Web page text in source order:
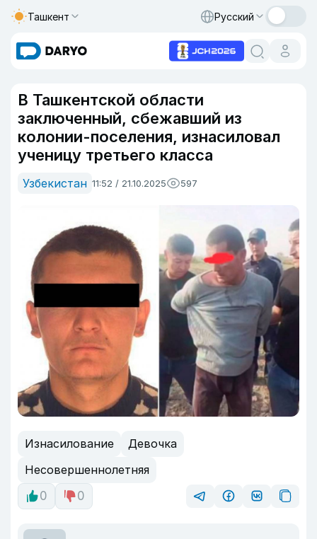
Ташкент Русский
В Ташкентской области
заключенный, сбежавший из
колонии-поселения, изнасиловал
ученицу третьего класса
Узбекистан 11:52 / 21.10.2025 597
Изнасилование
Девочка
Несовершеннолетняя
0
0